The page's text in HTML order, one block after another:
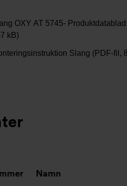
OXY AT 5745-
kB)
Slang (PDF-fil,
Namn